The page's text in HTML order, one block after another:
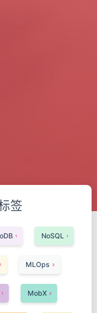
签
1 NoSQL 1
1 MLOps 3
1 MobX 2